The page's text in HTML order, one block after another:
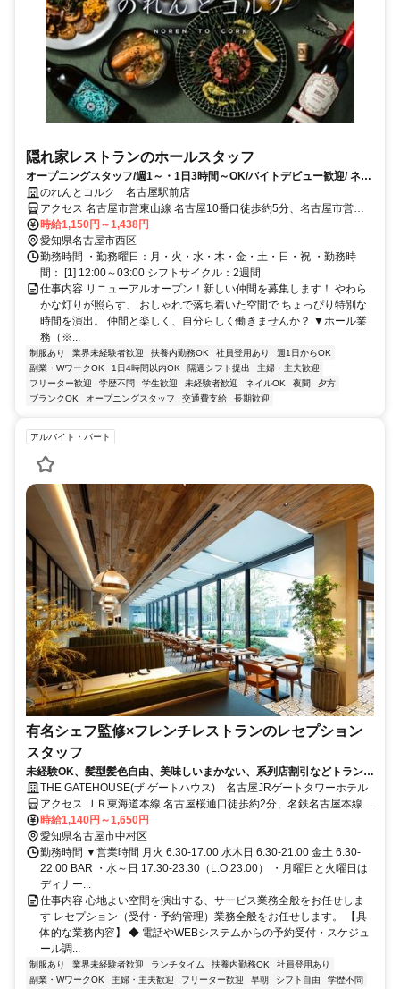
隠れ家レストランのホールスタッフ
オープニングスタッフ/週1～・1日3時間～OK/バイトデビュー歓迎/ ネイ
ルピアスOK/髪型髪色自由！
のれんとコルク 名古屋駅前店
アクセス 名古屋市営東山線 名古屋10番口徒歩約5分、名古屋市営桜
通線 名古屋10番口徒歩約5分、名古屋市営東山線 亀島3番口徒歩約8
分
時給1,150円～1,438円
愛知県名古屋市西区
勤務時間 ・勤務曜日：月・火・水・木・金・土・日・祝 ・勤務時
間： [1] 12:00～03:00 シフトサイクル：2週間
仕事内容 リニューアルオープン！新しい仲間を募集します！ やわら
かな灯りが照らす、 おしゃれで落ち着いた空間で ちょっぴり特別な
時間を演出。 仲間と楽しく、自分らしく働きませんか？ ▼ホール業
務（※...
制服あり 業界未経験者歓迎 扶養内勤務OK 社員登用あり
週1日からOK
副業・WワークOK
1日4時間以内OK 隔週シフト提出
主婦・主夫歓迎
フリーター歓迎
学歴不問 学生歓迎 未経験者歓迎 ネイルOK 夜間
夕方
ブランクOK
オープニングスタッフ 交通費支給 長期歓迎
アルバイト・パート
有名シェフ監修×フレンチレストランのレセプション
スタッフ
未経験OK、髪型髪色自由、美味しいまかない、系列店割引などトランジ
ットならではの厚待遇♪丁寧な研修で安心してスタート！東京・表参道で
連日予約が埋まるモダンフレンチ『L’AS（ラス）』の兼子大輔シェフが
監修！名古屋JRゲートタワーホテル内のスタイリッシュなオールデイダ
イニング『THE GATEHOUSE』で働こう！
THE GATEHOUSE(ザ ゲートハウス) 名古屋JRゲートタワーホテル
アクセス ＪＲ東海道本線 名古屋桜通口徒歩約2分、名鉄名古屋本線/
名鉄空港線 名鉄名古屋北改札口徒歩約3分、名古屋市営桜通線 国際セ
ンター（愛知県）4番口徒歩約9分 JR名古屋駅 直結
時給1,140円～1,650円
愛知県名古屋市中村区
勤務時間 ▼営業時間 月火 6:30-17:00 水木日 6:30-21:00 金土 6:30-
22:00 BAR ・水～日 17:30-23:30（L.O.23:00） ・月曜日と火曜日は
ディナー...
仕事内容 心地よい空間を演出する、サービス業務全般をお任せしま
す レセプション（受付・予約管理）業務全般をお任せします。 【具
体的な業務内容】 ◆ 電話やWEBシステムからの予約受付・スケジュ
ール調...
制服あり 業界未経験者歓迎 ランチタイム 扶養内勤務OK
社員登用あり
副業・WワークOK
主婦・主夫歓迎 フリーター歓迎 早朝 シフト自由 学歴不問